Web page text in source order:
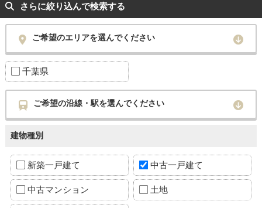
さらに絞り込んで検索する
ご希望のエリアを選んでください
千葉県
ご希望の沿線・駅を選んでください
建物種別
新築一戸建て 中古一戸建て
中古マンション 土地